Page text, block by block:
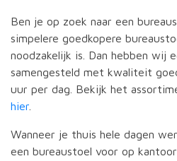
Ben je op zoek naar een
simpelere goedkopere
noodzakelijk is. Dan hebben wij
samengesteld met kwaliteit
uur per dag. Bekijk het
hier
Wanneer je thuis hele dagen
een bureaustoel voor op